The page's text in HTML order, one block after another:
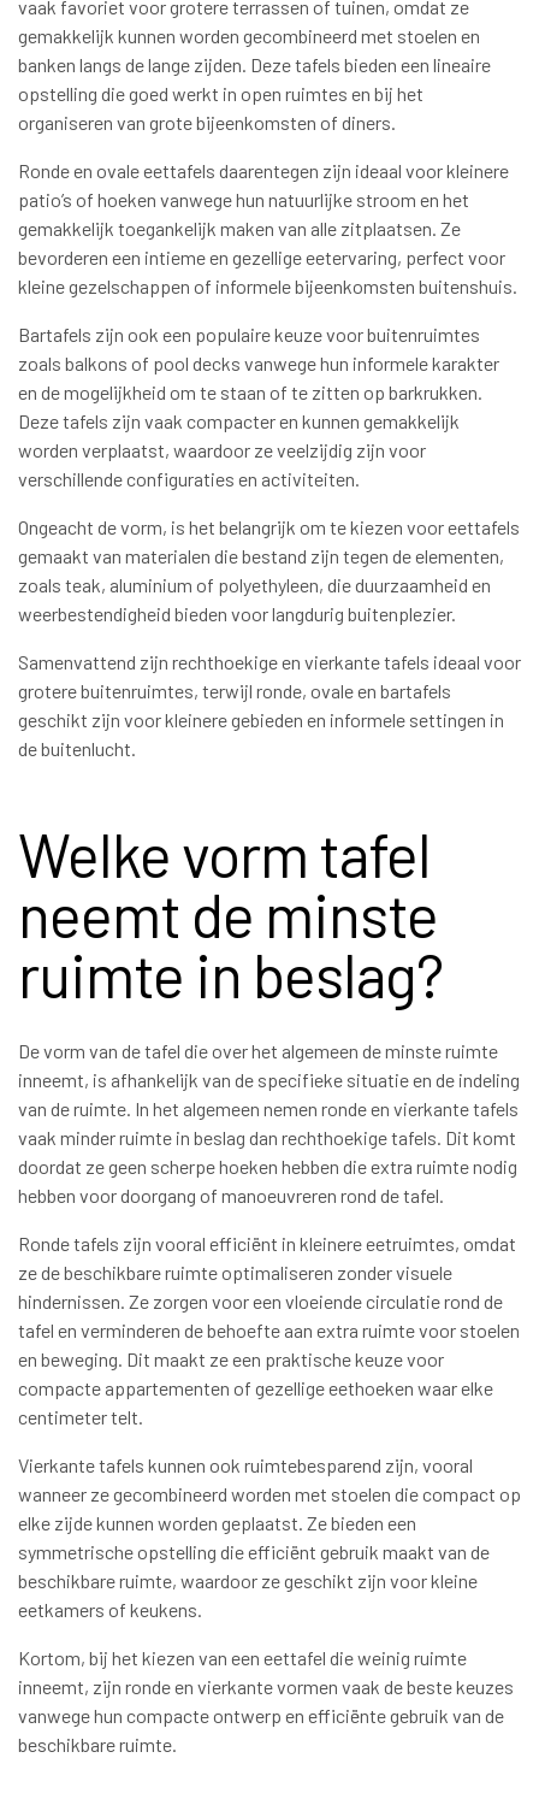
vaak favoriet voor grotere terrassen of tuinen, omdat ze
gemakkelijk kunnen worden gecombineerd met stoelen en
banken langs de lange zijden. Deze tafels bieden een lineaire
opstelling die goed werkt in open ruimtes en bij het
organiseren van grote bijeenkomsten of diners.
Ronde en ovale eettafels daarentegen zijn ideaal voor kleinere
patio’s of hoeken vanwege hun natuurlijke stroom en het
gemakkelijk toegankelijk maken van alle zitplaatsen. Ze
bevorderen een intieme en gezellige eetervaring, perfect voor
kleine gezelschappen of informele bijeenkomsten buitenshuis.
Bartafels zijn ook een populaire keuze voor buitenruimtes
zoals balkons of pool decks vanwege hun informele karakter
en de mogelijkheid om te staan of te zitten op barkrukken.
Deze tafels zijn vaak compacter en kunnen gemakkelijk
worden verplaatst, waardoor ze veelzijdig zijn voor
verschillende configuraties en activiteiten.
Ongeacht de vorm, is het belangrijk om te kiezen voor eettafels
gemaakt van materialen die bestand zijn tegen de elementen,
zoals teak, aluminium of polyethyleen, die duurzaamheid en
weerbestendigheid bieden voor langdurig buitenplezier.
Samenvattend zijn rechthoekige en vierkante tafels ideaal voor
grotere buitenruimtes, terwijl ronde, ovale en bartafels
geschikt zijn voor kleinere gebieden en informele settingen in
de buitenlucht.
Welke vorm tafel
neemt de minste
ruimte in beslag?
De vorm van de tafel die over het algemeen de minste ruimte
inneemt, is afhankelijk van de specifieke situatie en de indeling
van de ruimte. In het algemeen nemen ronde en vierkante tafels
vaak minder ruimte in beslag dan rechthoekige tafels. Dit komt
doordat ze geen scherpe hoeken hebben die extra ruimte nodig
hebben voor doorgang of manoeuvreren rond de tafel.
Ronde tafels zijn vooral efficiënt in kleinere eetruimtes, omdat
ze de beschikbare ruimte optimaliseren zonder visuele
hindernissen. Ze zorgen voor een vloeiende circulatie rond de
tafel en verminderen de behoefte aan extra ruimte voor stoelen
en beweging. Dit maakt ze een praktische keuze voor
compacte appartementen of gezellige eethoeken waar elke
centimeter telt.
Vierkante tafels kunnen ook ruimtebesparend zijn, vooral
wanneer ze gecombineerd worden met stoelen die compact op
elke zijde kunnen worden geplaatst. Ze bieden een
symmetrische opstelling die efficiënt gebruik maakt van de
beschikbare ruimte, waardoor ze geschikt zijn voor kleine
eetkamers of keukens.
Kortom, bij het kiezen van een eettafel die weinig ruimte
inneemt, zijn ronde en vierkante vormen vaak de beste keuzes
vanwege hun compacte ontwerp en efficiënte gebruik van de
beschikbare ruimte.